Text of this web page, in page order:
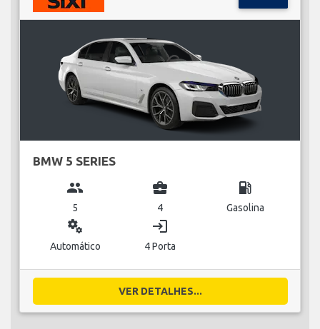
BMW 5 SERIES
group
5
business_center
4
local_gas_station
Gasolina
miscellaneous_services
Automático
login
4 Porta
VER DETALHES...